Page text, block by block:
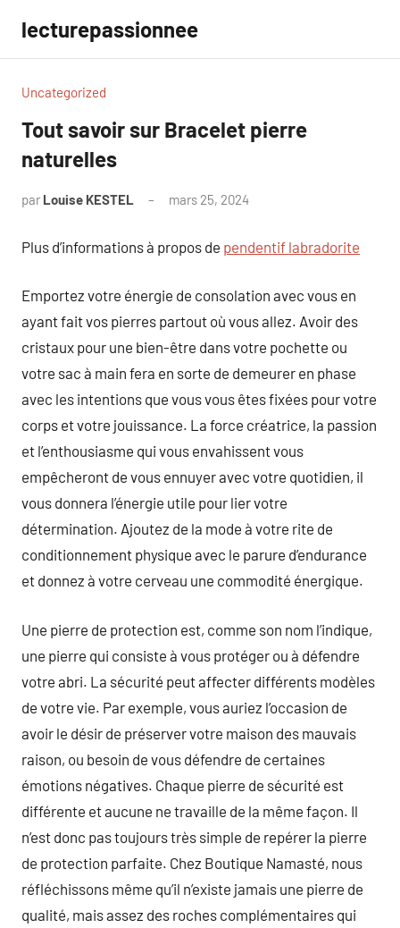
contenu
lecturepassionnee
Uncategorized
Tout savoir sur Bracelet pierre
naturelles
par Louise KESTEL mars 25, 2024
Plus d’informations à propos de pendentif labradorite
Emportez votre énergie de consolation avec vous en
ayant fait vos pierres partout où vous allez. Avoir des
cristaux pour une bien-être dans votre pochette ou
votre sac à main fera en sorte de demeurer en phase
avec les intentions que vous vous êtes fixées pour votre
corps et votre jouissance. La force créatrice, la passion
et l’enthousiasme qui vous envahissent vous
empêcheront de vous ennuyer avec votre quotidien, il
vous donnera l’énergie utile pour lier votre
détermination. Ajoutez de la mode à votre rite de
conditionnement physique avec le parure d’endurance
et donnez à votre cerveau une commodité énergique.
Une pierre de protection est, comme son nom l’indique,
une pierre qui consiste à vous protéger ou à défendre
votre abri. La sécurité peut affecter différents modèles
de votre vie. Par exemple, vous auriez l’occasion de
avoir le désir de préserver votre maison des mauvais
raison, ou besoin de vous défendre de certaines
émotions négatives. Chaque pierre de sécurité est
différente et aucune ne travaille de la même façon. Il
n’est donc pas toujours très simple de repérer la pierre
de protection parfaite. Chez Boutique Namasté, nous
réfléchissons même qu’il n’existe jamais une pierre de
qualité, mais assez des roches complémentaires qui